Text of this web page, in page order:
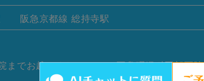
阪急京都線 総持寺駅
までお越しください。 © 耳鼻咽喉科岡部医院